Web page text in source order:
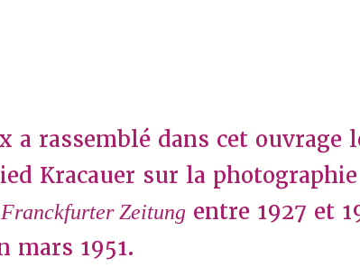
a rassemblé dans cet ouvrage
Kracauer sur la
Franckfurter Zeitung entre 1927 et
mars 1951.